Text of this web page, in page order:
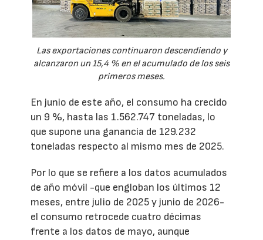
Las exportaciones continuaron descendiendo y
alcanzaron un 15,4 % en el acumulado de los seis
primeros meses.
En junio de este año, el consumo ha crecido
un 9 %, hasta las 1.562.747 toneladas, lo
que supone una ganancia de 129.232
toneladas respecto al mismo mes de 2025.
Por lo que se refiere a los datos acumulados
de año móvil -que engloban los últimos 12
meses, entre julio de 2025 y junio de 2026-
el consumo retrocede cuatro décimas
frente a los datos de mayo, aunque